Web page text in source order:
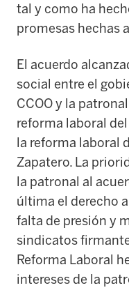
tal y como ha
promesas hechas
El acuerdo
social entre el
CCOO y la
reforma laboral
la reforma laboral
Zapatero. La
la patronal al
última el derecho
falta de presión y
sindicatos
Reforma Laboral
intereses de la